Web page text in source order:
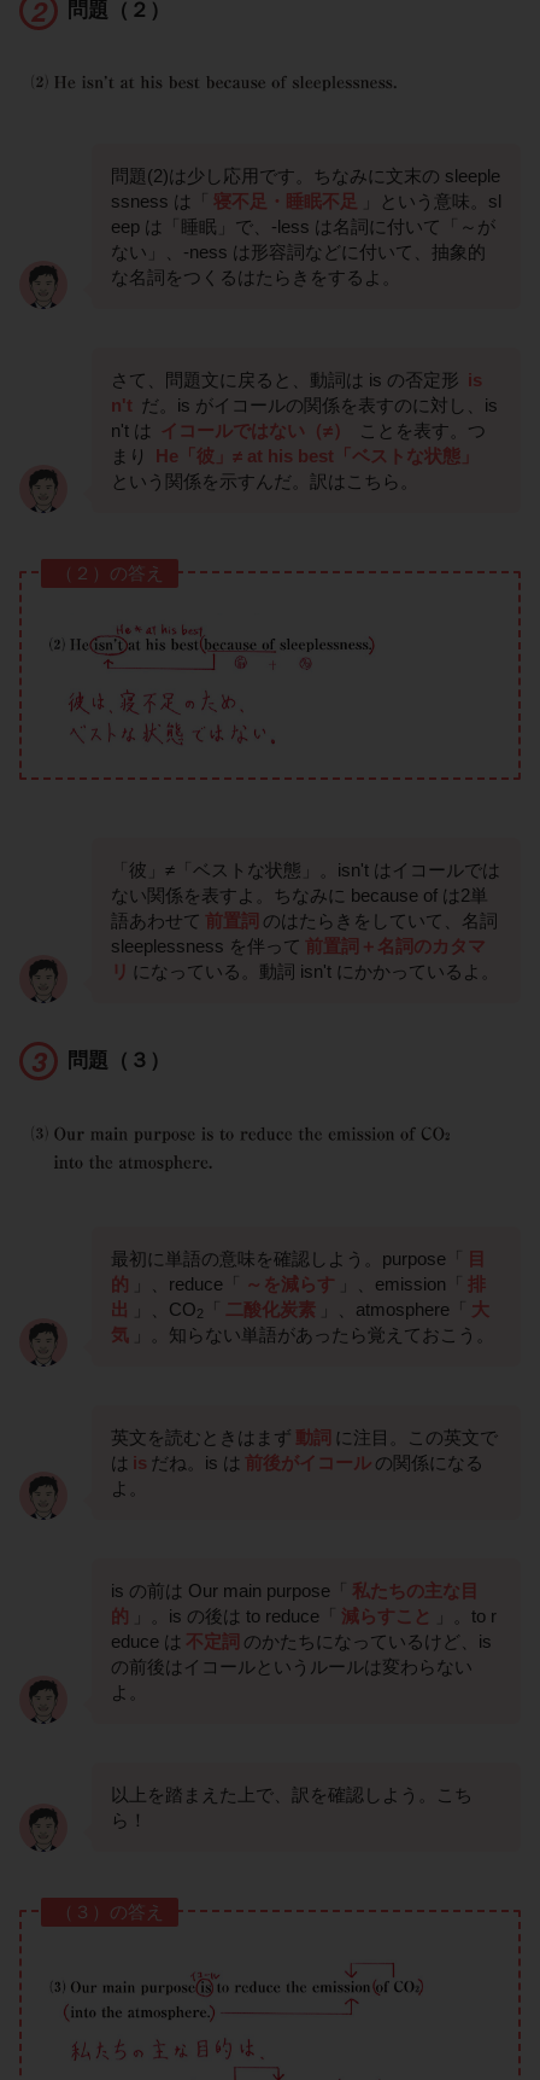
問題（２）
問題(2)は少し応用です。ちなみに文末の sleeple
ssness は「 寝不足・睡眠不足
」という意味。sl
eep は「睡眠」で、-less は名詞に付いて「～が
ない」、-ness は形容詞などに付いて、抽象的
な名詞をつくるはたらきをするよ。
さて、問題文に戻ると、動詞は is の否定形 is
n't
だ。is がイコールの関係を表すのに対し、is
n't は
イコールではない（≠）
ことを表す。つ
まり
He「彼」≠ at his best「ベストな状態」
という関係を示すんだ。訳はこちら。
（２）の答え
「彼」≠「ベストな状態」。isn't はイコールでは
ない関係を表すよ。ちなみに because of は2単
語あわせて 前置詞 のはたらきをしていて、名詞
sleeplessness を伴って 前置詞＋名詞のカタマ
リ になっている。動詞 isn't にかかっているよ。
問題（３）
最初に単語の意味を確認しよう。purpose「
目
的
」、reduce「 ～を減らす 」、emission「 排
出
」、CO2 「 二酸化炭素 」、atmosphere「 大
気
」。知らない単語があったら覚えておこう。
英文を読むときはまず 動詞 に注目。この英文で
は is だね。is は 前後がイコール の関係になる
よ。
is の前は Our main purpose「 私たちの主な目
的
」。is の後は to reduce「 減らすこと
」。to r
educe は 不定詞 のかたちになっているけど、is
の前後はイコールというルールは変わらない
よ。
以上を踏まえた上で、訳を確認しよう。こち
ら！
（３）の答え